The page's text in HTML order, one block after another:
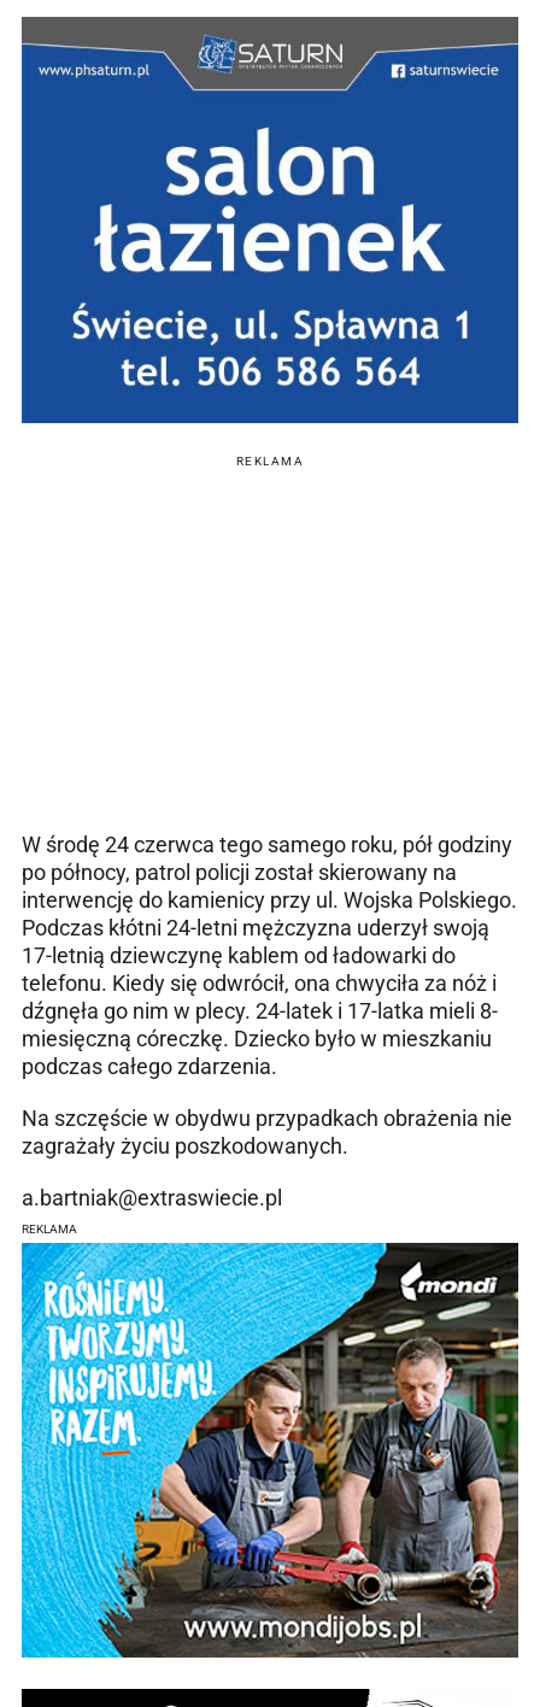
REKLAMA
W środę 24 czerwca tego samego roku, pół godziny
po północy, patrol policji został skierowany na
interwencję do kamienicy przy ul. Wojska Polskiego.
Podczas kłótni 24-letni mężczyzna uderzył swoją
17-letnią dziewczynę kablem od ładowarki do
telefonu. Kiedy się odwrócił, ona chwyciła za nóż i
dźgnęła go nim w plecy. 24-latek i 17-latka mieli 8-
miesięczną córeczkę. Dziecko było w mieszkaniu
podczas całego zdarzenia.
Na szczęście w obydwu przypadkach obrażenia nie
zagrażały życiu poszkodowanych.
a.bartniak@extraswiecie.pl
REKLAMA